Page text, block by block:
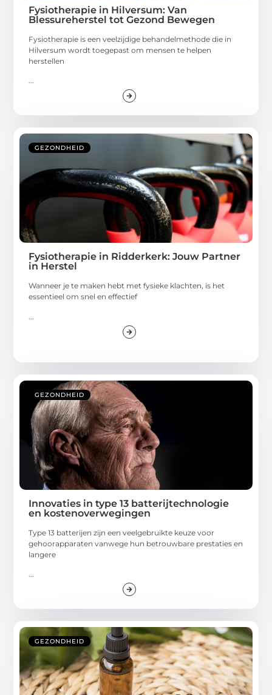
Fysiotherapie in Hilversum: Van
Blessureherstel tot Gezond Bewegen
Fysiotherapie is een veelzijdige behandelmethode die in
Hilversum wordt toegepast om mensen te helpen
herstellen
...
GEZONDHEID
Fysiotherapie in Ridderkerk: Jouw Partner
in Herstel
Wanneer je te maken hebt met fysieke klachten, is het
essentieel om snel en effectief
GEZONDHEID
Innovaties in type 13 batterijtechnologie
en kostenoverwegingen
Type 13 batterijen zijn een veelgebruikte keuze voor
gehoorapparaten vanwege hun betrouwbare prestaties en
langere
...
GEZONDHEID